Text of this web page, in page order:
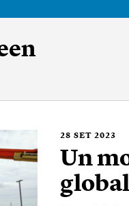
28 SET 2023
Un